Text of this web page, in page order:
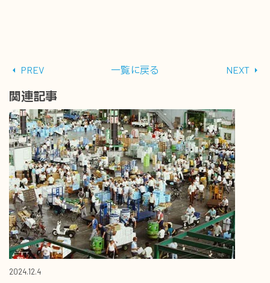
PREV 一覧に戻る NEXT
関連記事
2024.12.4